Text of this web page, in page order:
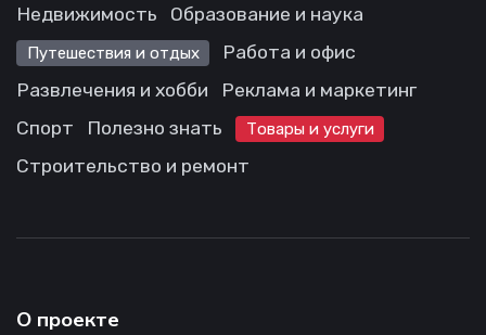
Недвижимость Образование и наука
Путешествия и отдых
Работа и офис
Развлечения и хобби
Реклама и маркетинг
Спорт
Полезно знать Товары и услуги
Строительство и ремонт
О проекте